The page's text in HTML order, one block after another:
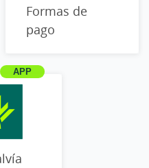
Formas de
pago